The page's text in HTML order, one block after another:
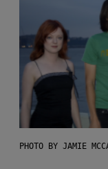
PHOTO BY JAMIE